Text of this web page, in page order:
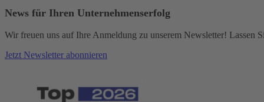
News für Ihren Unternehmenserfolg
Wir freuen uns auf Ihre Anmeldung zu unserem Newsletter! Lassen
Jetzt Newsletter abonnieren